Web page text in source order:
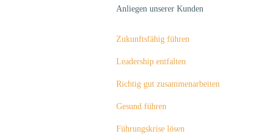
Anliegen unserer Kunden
Zukunftsfähig führen
Leadership entfalten
Richtig gut zusammenarbeiten
Gesund führen
Führungskrise lösen